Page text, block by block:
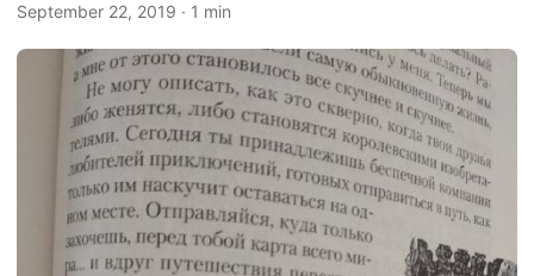
September 22, 2019 · 1 min